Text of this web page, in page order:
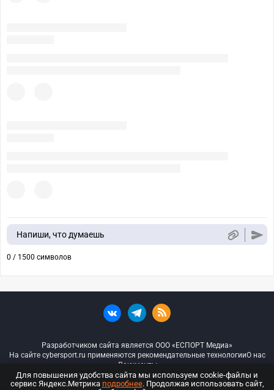
Напиши, что думаешь
0 / 1500 символов
Разработчиком сайта является ООО «ЕСПОРТ Медиа»
На сайте cybersport.ru применяются рекомендательные технологииО нас
Документы
© ООО «Киберспорт.ру» — Все права защищены
Для повышения удобства сайта мы используем cookie-файлы и
сервис Яндекс.Метрика подробнее. Продолжая использовать сайт,